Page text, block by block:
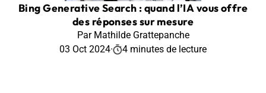
Bing Generative Search : quand l’IA vous offre
des réponses sur mesure
Par Mathilde Grattepanche
03 Oct 2024· 4 minutes de lecture